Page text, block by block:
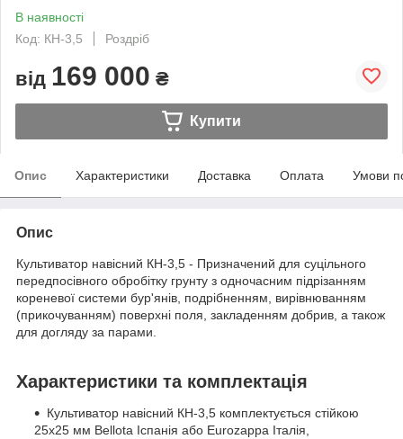
В наявності
Код: КН-3,5
Роздріб
від 169 000 ₴
Купити
Опис Характеристики Доставка Оплата Умови
Опис
Культиватор навісний КН-3,5 - Призначений для суцільного
передпосівного обробітку грунту з одночасним підрізанням
кореневої системи бур'янів, подрібненням, вирівнюванням
(прикочуванням) поверхні поля, закладенням добрив, а також
для догляду за парами.
Характеристики та комплектація
Культиватор навісний КН-3,5 комплектується стійкою
25х25 мм Bellota Іспанія або Eurozappa Італія,